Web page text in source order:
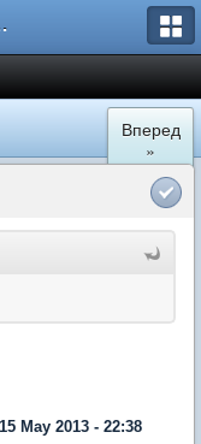
Вперед
»
May 2013 - 22:38